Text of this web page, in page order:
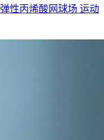
弹性丙烯酸网球场 运动